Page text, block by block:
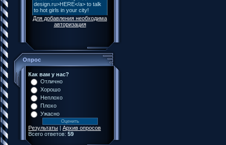
Для добавления необходима
авторизация
Опрос
Как вам у нас?
Отлично
Хорошо
Неплохо
Плохо
Ужасно
Результаты | Архив опросов
Всего ответов: 59